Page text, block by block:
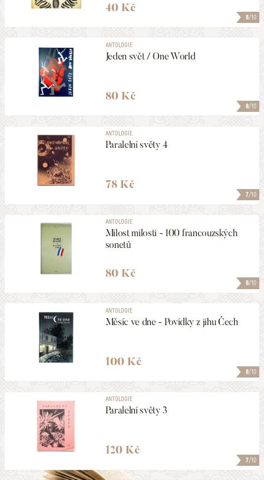
8/10
40 Kč
8/10
ANTOLOGIE
Jeden svět / One World
80 Kč
7/10
ANTOLOGIE
Paralelní světy 4
78 Kč
8/10
ANTOLOGIE
Milost milosti - 100 francouzských
sonetů
80 Kč
8/10
ANTOLOGIE
Měsíc ve dne - Povídky z jihu Čech
100 Kč
7/10
ANTOLOGIE
Paralelní světy 3
120 Kč